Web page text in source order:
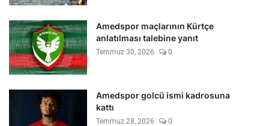
Amedspor maçlarının Kürtçe
anlatılması talebine yanıt
Temmuz 30, 2026 0
Amedspor golcü ismi kadrosuna
kattı
Temmuz 28, 2026 0